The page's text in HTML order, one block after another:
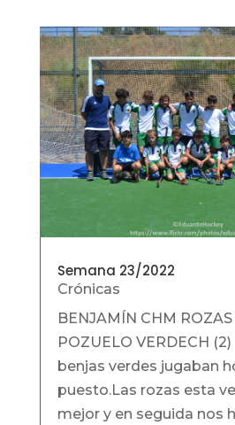
Semana 23/2022
Crónicas
BENJAMÍN CHM ROZAS
POZUELO VERDECH
benjas verdes jugaban
puesto.Las rozas esta
mejor y en seguida nos